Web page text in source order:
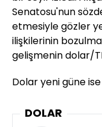
Senatosu'nun
etmesiyle gözler
ilişkilerinin
gelişmenin dolar/
Dolar yeni güne
DOLAR